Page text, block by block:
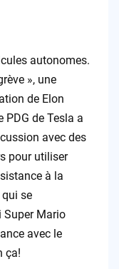
autonomes.
», une
de Elon
de Tesla a
avec des
pour utiliser
à la
qui se
Super Mario
avec le
ça!